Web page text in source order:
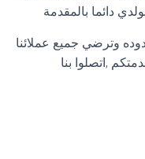
دائما بالمقدمة
وترضي جميع عملائنا
,اتصلوا بنا